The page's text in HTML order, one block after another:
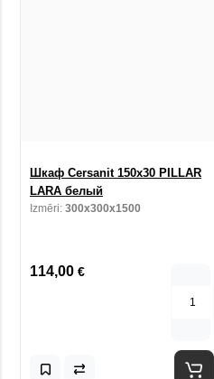
Шкаф Cersanit 150x30 PILLAR
LARA белый
Izmēri: 300x300x1500
114,00 €